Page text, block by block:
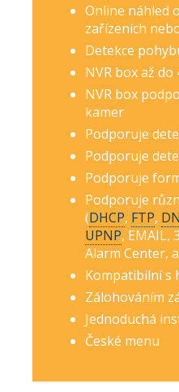
Online náhled
zařízeních
Detekce
NVR box až do
NVR box
kamer
Podporuje
Podporuje
Podporuje
Podporuje
(DHCP, FTP,
UPNP, EMAIL,
Alarm Center,
Kompatibilní s
Zálohováním
Jednoduchá
České menu